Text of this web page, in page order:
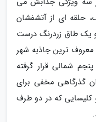
حلقه ای از آتشفشان
یک طاق زردرنگ درست
معروف ترین جاذبه شهر
شمالی قرار گرفته
گذرگاهی مخفی برای
کلیسایی که در دو طرف